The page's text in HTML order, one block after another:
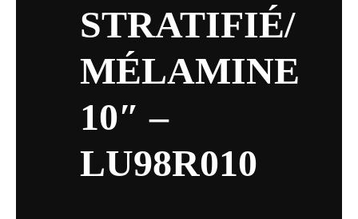
STRATIFIÉ/
MÉLAMINE
10″ –
LU98R010